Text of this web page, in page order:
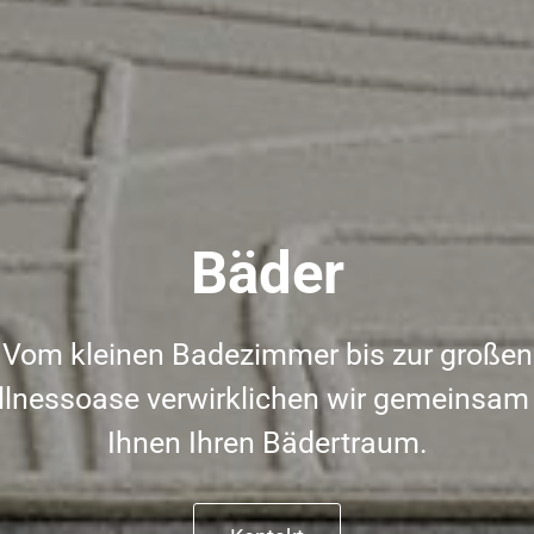
Bäder
Vom kleinen Badezimmer bis zur großen
verwirklichen wir
Ihnen Ihren Bädertraum.